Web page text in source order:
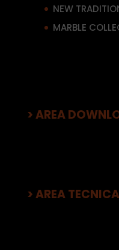
NEW
MARBLE
> AREA
> AREA TECNICA